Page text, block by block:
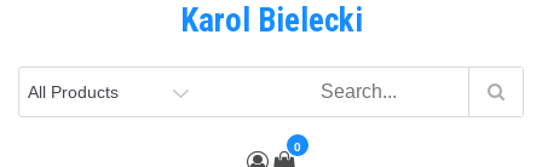
content
Karol Bielecki
0